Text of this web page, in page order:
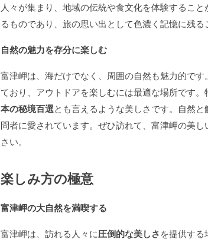
人々が集まり、地域の伝統や食文化を体験するこ
るものであり、旅の思い出として色濃く記憶に残る
自然の魅力を存分に楽しむ
富津岬は、海だけでなく、周囲の自然も魅力的で
ており、アウトドアを楽しむには最適な場所です
本の秘境百選とも言えるような美しさです。自然
問者に愛されています。ぜひ訪れて、富津岬の美
さい。
楽しみ方の極意
富津岬の大自然を満喫する
富津岬は、訪れる人々に圧倒的な美しさを提供す